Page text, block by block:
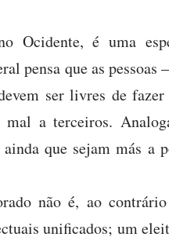
Ocidente, é uma
pensa que as pessoas
ser livres de fazer
a terceiros.
que sejam más a
não é, ao
unificados; um